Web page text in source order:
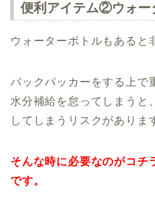
便利アイテム②ウォー
ウォーターボトルもあると
バックパッカーをする上で
水分補給を怠ってしまうと
してしまうリスクがありま
そんな時に必要なのがコチ
です。